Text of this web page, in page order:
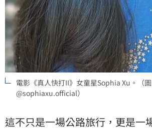
電影《真人快打II》女童星Sophia Xu。（
@sophiaxu.official）
這不只是一場公路旅行，更是一